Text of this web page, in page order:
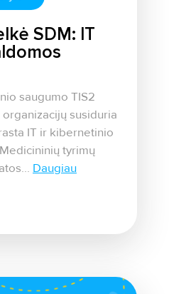
SDM: IT
saugumo TIS2
susiduria
IT ir kibernetinio
tyrimų
Daugiau